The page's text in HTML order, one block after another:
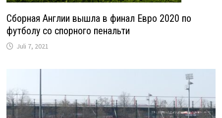
Сборная Англии вышла в финал Евро 2020 по
футболу со спорного пенальти
Juli 7, 2021